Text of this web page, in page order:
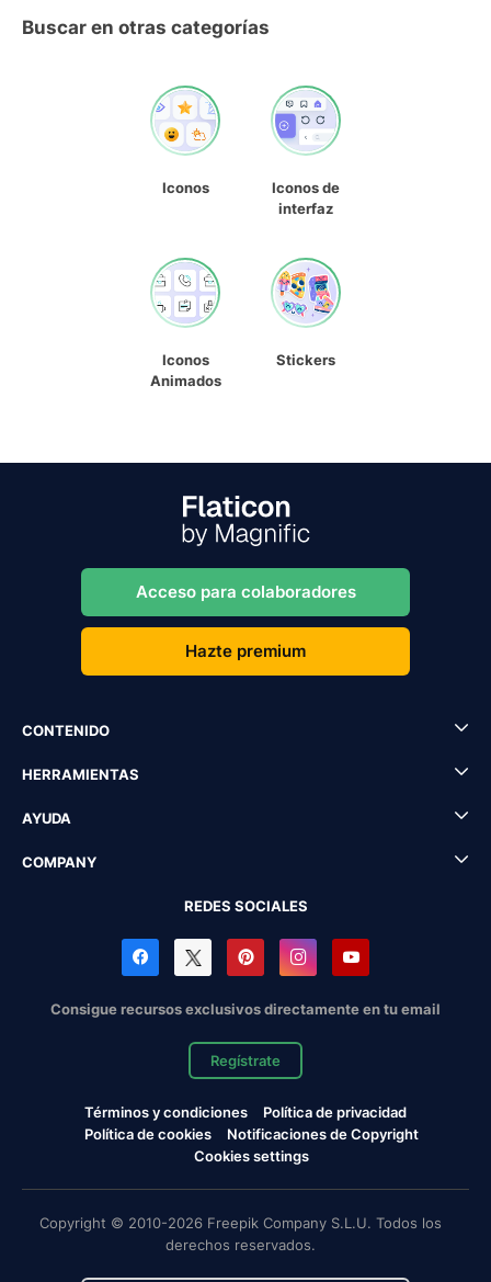
Buscar en otras categorías
Iconos
Iconos de
interfaz
Iconos
Animados
Stickers
Acceso para colaboradores
Hazte premium
CONTENIDO
HERRAMIENTAS
AYUDA
COMPANY
REDES SOCIALES
Consigue recursos exclusivos directamente en tu email
Regístrate
Términos y condiciones
Política de privacidad
Política de cookies
Notificaciones de Copyright
Cookies settings
Copyright © 2010-2026 Freepik Company S.L.U. Todos los
derechos reservados.